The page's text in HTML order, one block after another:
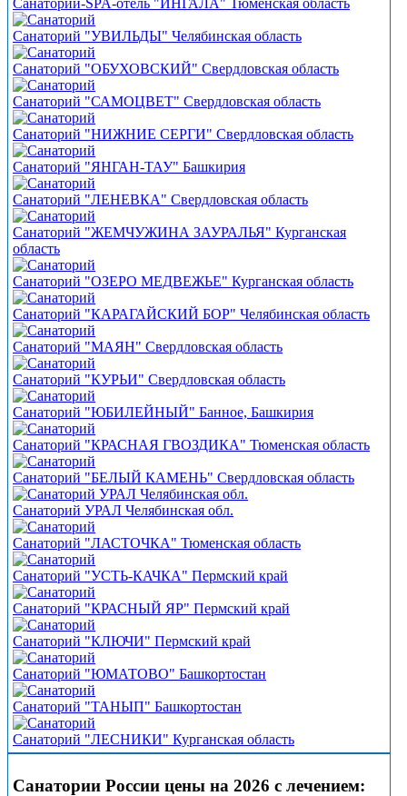
Санаторий-SPA-отель "ИНГАЛА" Тюменская область
Санаторий "УВИЛЬДЫ" Челябинская область
Санаторий "ОБУХОВСКИЙ" Свердловская область
Санаторий "САМОЦВЕТ" Свердловская область
Санаторий "НИЖНИЕ СЕРГИ" Свердловская область
Санаторий "ЯНГАН-ТАУ" Башкирия
Санаторий "ЛЕНЕВКА" Свердловская область
Санаторий "ЖЕМЧУЖИНА ЗАУРАЛЬЯ" Курганская
область
Санаторий "ОЗЕРО МЕДВЕЖЬЕ" Курганская область
Санаторий "КАРАГАЙСКИЙ БОР" Челябинская область
Санаторий "МАЯН" Свердловская область
Санаторий "КУРЬИ" Свердловская область
Санаторий "ЮБИЛЕЙНЫЙ" Банное, Башкирия
Санаторий "КРАСНАЯ ГВОЗДИКА" Тюменская область
Санаторий "БЕЛЫЙ КАМЕНЬ" Свердловская область
Санаторий УРАЛ Челябинская обл.
Санаторий "ЛАСТОЧКА" Тюменская область
Санаторий "УСТЬ-КАЧКА" Пермский край
Санаторий "КРАСНЫЙ ЯР" Пермский край
Санаторий "КЛЮЧИ" Пермский край
Санаторий "ЮМАТОВО" Башкортостан
Санаторий "ТАНЫП" Башкортостан
Санаторий "ЛЕСНИКИ" Курганская область
Санатории России цены на 2026 с лечением: